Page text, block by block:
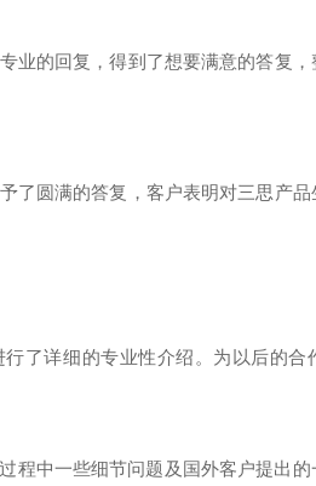
的回复，得到了想要满意的答复，
了圆满的答复，客户表明对三思产
了详细的专业性介绍。为以后的合
中一些细节问题及国外客户提出的